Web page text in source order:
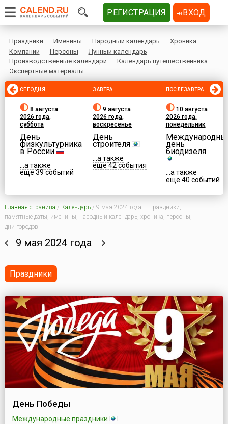
Праздники Именины Народный календарь
Хроника
Компании
Персоны
Лунный календарь
Производственные календари
Календарь путешественника
Экспертные материалы
СЕГОДНЯ
8 августа
2026 года,
суббота
День
физкультурника
в России
...а также
еще 39 событий
ЗАВТРА
9 августа
2026 года,
воскресенье
День
строителя
...а также
еще 42 события
ПОСЛЕЗАВТРА
10 августа
2026 года,
понедельник
день
биодизеля
...а также
еще 40 событий
Главная страница / Календарь / 9 мая 2024 года — праздники,
памятные даты, именины, народный календарь, хроника, персоны,
дни городов
9 мая 2024 года
Праздники
День Победы
Международные праздники
РЕГИСТРАЦИЯ ВХОД